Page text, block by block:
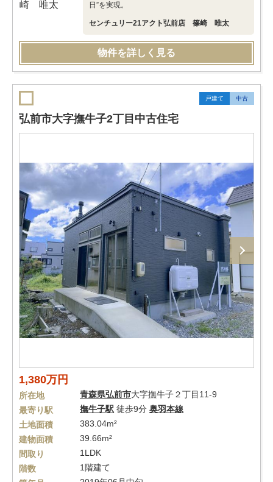
日”を実現。
センチュリー21アクト弘前店 篠崎 唯太
物件を詳しく見る
戸建て 中古
弘前市大字撫牛子2丁目中古住宅
1,380万円
所在地 青森県弘前市大字撫牛子２丁目11-9
最寄り駅
撫牛子駅 徒歩9分 奥羽本線
土地面積
383.04m²
建物面積
39.66m²
間取り
1LDK
階数
1階建て